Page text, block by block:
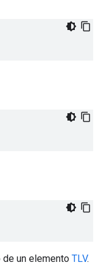
de un elemento TLV.